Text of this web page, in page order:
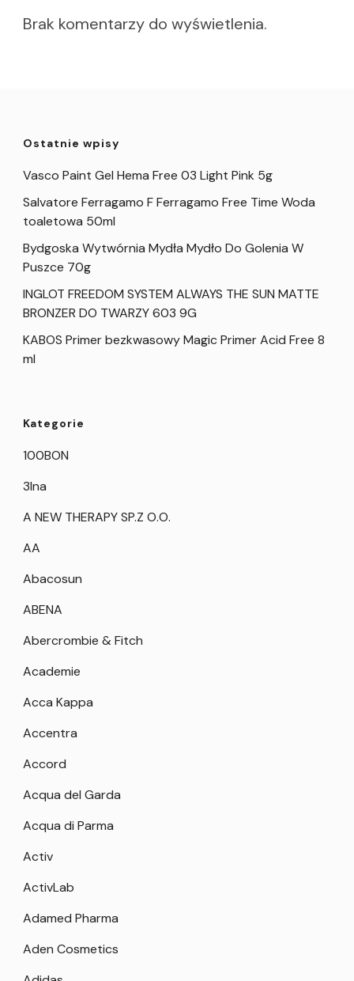
Brak komentarzy do wyświetlenia.
Ostatnie wpisy
Vasco Paint Gel Hema Free 03 Light Pink 5g
Salvatore Ferragamo F Ferragamo Free Time Woda
toaletowa 50ml
Bydgoska Wytwórnia Mydła Mydło Do Golenia W
Puszce 70g
INGLOT FREEDOM SYSTEM ALWAYS THE SUN MATTE
BRONZER DO TWARZY 603 9G
KABOS Primer bezkwasowy Magic Primer Acid Free 8
ml
Kategorie
100BON
3Ina
A NEW THERAPY SP.Z O.O.
AA
Abacosun
ABENA
Abercrombie & Fitch
Academie
Acca Kappa
Accentra
Accord
Acqua del Garda
Acqua di Parma
Activ
ActivLab
Adamed Pharma
Aden Cosmetics